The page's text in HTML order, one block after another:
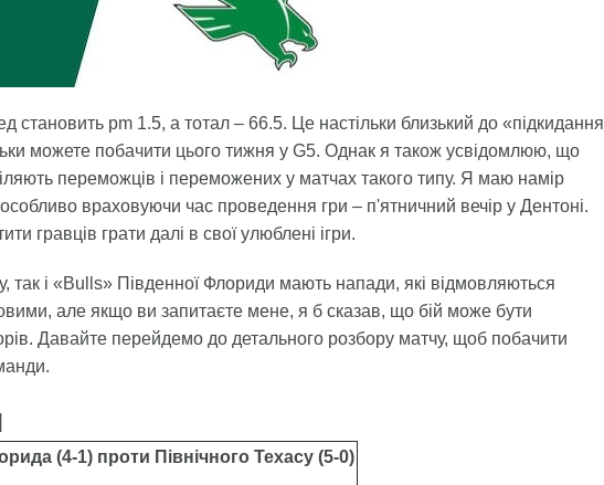
становить pm 1.5, а тотал – 66.5. Це настільки близький до «підкидання
можете побачити цього тижня у G5. Однак я також усвідомлюю, що
переможців і переможених у матчах такого типу. Я маю намір
враховуючи час проведення гри – п'ятничний вечір у Дентоні.
гравців грати далі в свої улюблені ігри.
так і «Bulls» Південної Флориди мають напади, які відмовляються
але якщо ви запитаєте мене, я б сказав, що бій може бути
Давайте перейдемо до детального розбору матчу, щоб побачити
(4-1) проти Північного Техасу (5-0)